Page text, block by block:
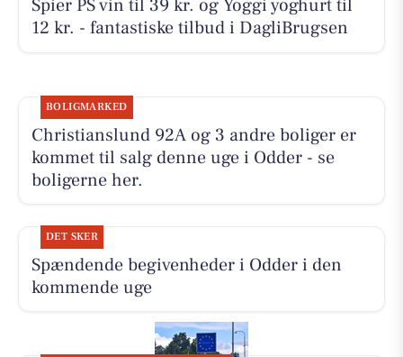
Spier PS vin til 39 kr. og Yoggi yoghurt til
12 kr. - fantastiske tilbud i DagliBrugsen
BOLIGMARKED
Christianslund 92A og 3 andre boliger er
kommet til salg denne uge i Odder - se
boligerne her.
DET SKER
Spændende begivenheder i Odder i den
kommende uge